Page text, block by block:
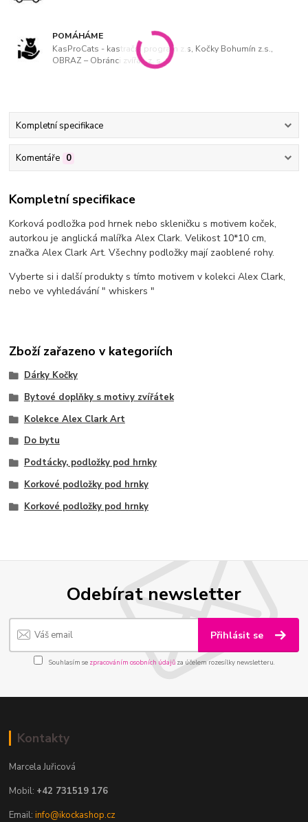
POMÁHÁME
KasProCats - kastrační program z.s, Kočky Bohumín z.s.,
OBRAZ – Obránci zvířat, z. s
Kompletní specifikace
Komentáře 0
Kompletní specifikace
Korková podložka pod hrnek nebo skleničku s motivem koček,
autorkou je anglická malířka Alex Clark. Velikost 10*10 cm,
značka Alex Clark Art. Všechny podložky mají zaoblené rohy.
Vyberte si i další produkty s tímto motivem v kolekci Alex Clark,
nebo ve vyhledávání " whiskers "
Zboží zařazeno v kategoriích
Dárky Kočky
Bytové doplňky s motivy zvířátek
Kolekce Alex Clark Art
Do bytu
Podtácky, podložky pod hrnky
Korkové podložky pod hrnky
Korkové podložky pod hrnky
Odebírat newsletter
Přihlásit se
Souhlasím se zpracováním osobních údajůza účelem rozesílky newsletteru.
Kontakty
Marcela Juřicová
Mobil: +42 731519 176
Email:info@ikockashop.cz